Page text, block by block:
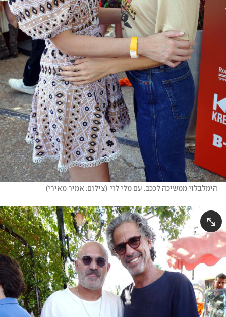
הימלבלוי ממשיכה לככב. עם מלי לוי (צילום: אמיר מאירי)